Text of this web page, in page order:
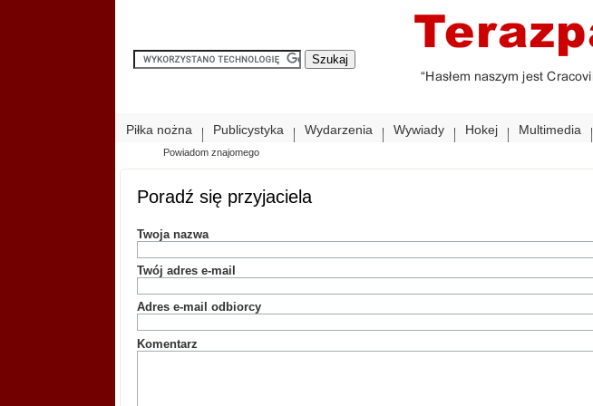
Piłka nożna Publicystyka Wydarzenia Wywiady Hokej Multimedia
Powiadom znajomego
Poradź się przyjaciela
Twoja nazwa
Twój adres e-mail
Adres e-mail odbiorcy
Komentarz